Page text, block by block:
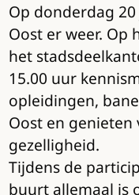
Op donderdag
Oost er weer. Op
het
15.00 uur
opleidingen,
Oost en
gezelligheid.
Tijdens de
buurt allemaal is